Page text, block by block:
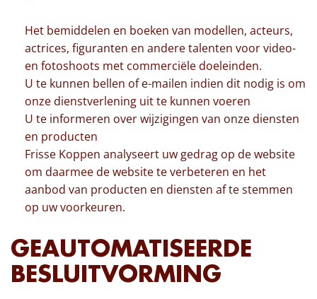
Het bemiddelen en boeken van modellen, acteurs,
actrices, figuranten en andere talenten voor video-
en fotoshoots met commerciële doeleinden.
U te kunnen bellen of e-mailen indien dit nodig is om
onze dienstverlening uit te kunnen voeren
U te informeren over wijzigingen van onze diensten
en producten
Frisse Koppen analyseert uw gedrag op de website
om daarmee de website te verbeteren en het
aanbod van producten en diensten af te stemmen
op uw voorkeuren.
GEAUTOMATISEERDE
BESLUITVORMING